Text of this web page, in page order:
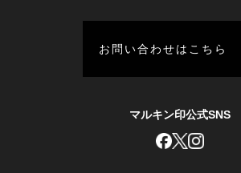
お問い合わせはこちら
マルキン印公式SNS